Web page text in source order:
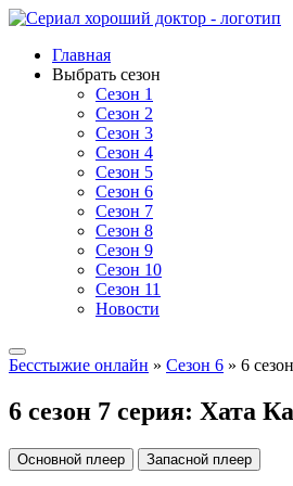
Главная
Выбрать сезон
Сезон 1
Сезон 2
Сезон 3
Сезон 4
Сезон 5
Сезон 6
Сезон 7
Сезон 8
Сезон 9
Сезон 10
Сезон 11
Новости
Бесстыжие онлайн » Сезон 6 » 6
6 сезон 7 серия: Хата
Основной плеер Запасной плеер